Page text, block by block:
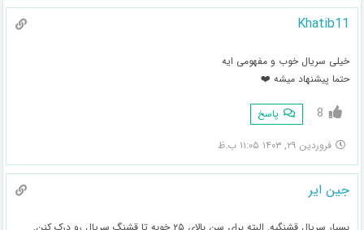
Khatib11
خیلی سریال خوب و مفهومی ایه
حتما پیشنهاد میشه ❤️
8 پاسخ
فروردین ۲۹, ۱۴۰۳ ۱۱:۰۵ ب.ظ
جین ایر